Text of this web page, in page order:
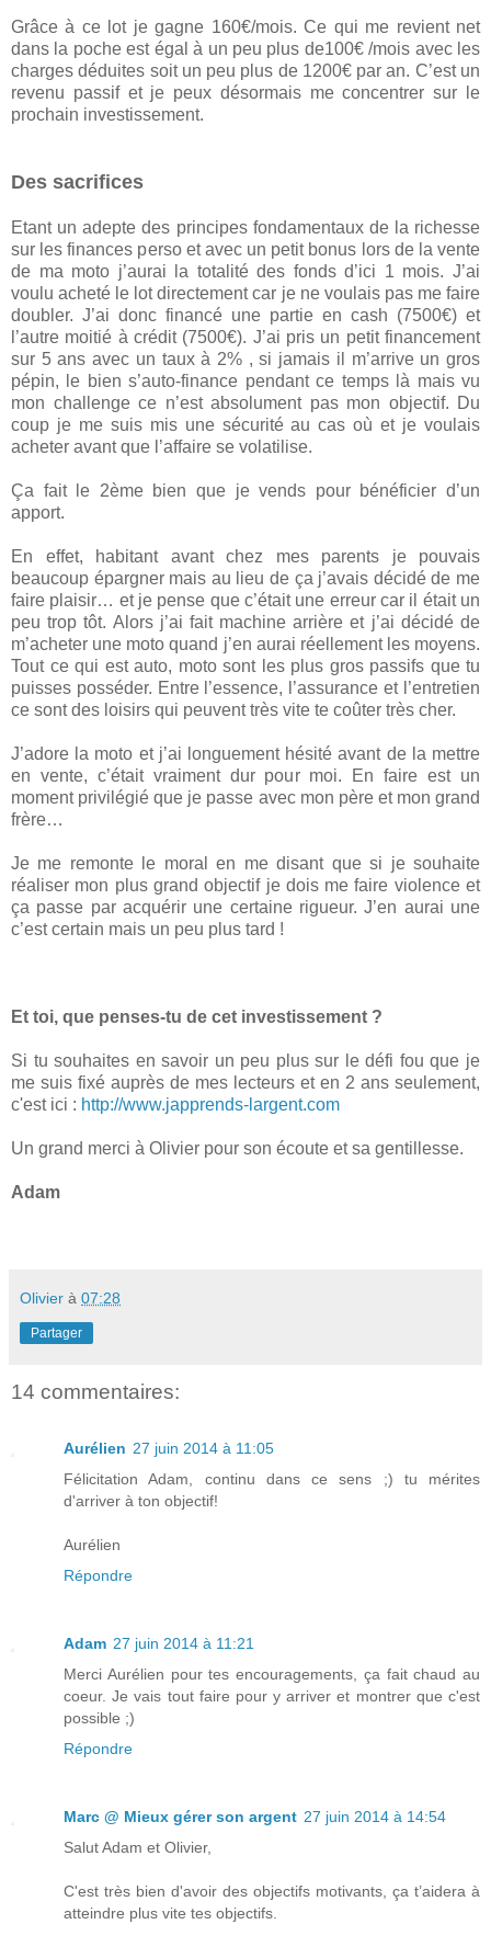
Grâce à ce lot je gagne 160€/mois. Ce qui me revient net
dans la poche est égal à un peu plus de100€ /mois avec les
charges déduites soit un peu plus de 1200€ par an. C’est un
revenu passif et je peux désormais me concentrer sur le
prochain investissement.
Des sacrifices
Etant un adepte des principes fondamentaux de la richesse
sur les finances perso et avec un petit bonus lors de la vente
de ma moto j’aurai la totalité des fonds d’ici 1 mois. J’ai
voulu acheté le lot directement car je ne voulais pas me faire
doubler. J’ai donc financé une partie en cash (7500€) et
l’autre moitié à crédit (7500€). J’ai pris un petit financement
sur 5 ans avec un taux à 2% , si jamais il m’arrive un gros
pépin, le bien s’auto-finance pendant ce temps là mais vu
mon challenge ce n’est absolument pas mon objectif. Du
coup je me suis mis une sécurité au cas où et je voulais
acheter avant que l’affaire se volatilise.
Ça fait le 2ème bien que je vends pour bénéficier d’un
apport.
En effet, habitant avant chez mes parents je pouvais
beaucoup épargner mais au lieu de ça j’avais décidé de me
faire plaisir… et je pense que c’était une erreur car il était un
peu trop tôt. Alors j’ai fait machine arrière et j’ai décidé de
m’acheter une moto quand j’en aurai réellement les moyens.
Tout ce qui est auto, moto sont les plus gros passifs que tu
puisses posséder. Entre l’essence, l’assurance et l’entretien
ce sont des loisirs qui peuvent très vite te coûter très cher.
J’adore la moto et j’ai longuement hésité avant de la mettre
en vente, c’était vraiment dur pour moi. En faire est un
moment privilégié que je passe avec mon père et mon grand
frère…
Je me remonte le moral en me disant que si je souhaite
réaliser mon plus grand objectif je dois me faire violence et
ça passe par acquérir une certaine rigueur. J’en aurai une
c’est certain mais un peu plus tard !
Et toi, que penses-tu de cet investissement ?
Si tu souhaites en savoir un peu plus sur le défi fou que je
me suis fixé auprès de mes lecteurs et en 2 ans seulement,
c'est ici : http://www.japprends-largent.com
Un grand merci à Olivier pour son écoute et sa gentillesse.
Adam
Olivier à 07:28
Partager
14 commentaires:
Aurélien 27 juin 2014 à 11:05
Félicitation Adam, continu dans ce sens ;) tu mérites
d'arriver à ton objectif!
Aurélien
Répondre
Adam 27 juin 2014 à 11:21
Merci Aurélien pour tes encouragements, ça fait chaud au
coeur. Je vais tout faire pour y arriver et montrer que c'est
possible ;)
Répondre
Marc @ Mieux gérer son argent 27 juin 2014 à 14:54
Salut Adam et Olivier,
C'est très bien d'avoir des objectifs motivants, ça t’aidera à
atteindre plus vite tes objectifs.